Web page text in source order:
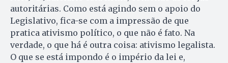
autoritárias. Como está agindo sem o apoio do
Legislativo, fica-se com a impressão de que
pratica ativismo político, o que não é fato. Na
verdade, o que há é outra coisa: ativismo legalista.
O que se está impondo é o império da lei e,